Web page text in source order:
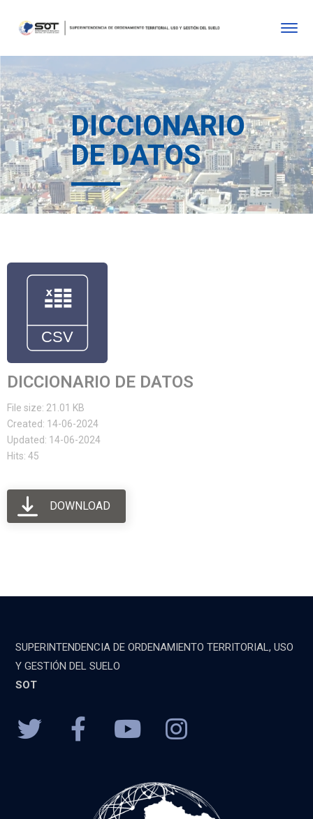
DICCIONARIO
DE DATOS
DICCIONARIO DE DATOS
File size: 21.01 KB
Created: 14-06-2024
Updated: 14-06-2024
Hits: 45
DOWNLOAD
SUPERINTENDENCIA DE ORDENAMIENTO TERRITORIAL, USO
Y GESTIÓN DEL SUELO
SOT